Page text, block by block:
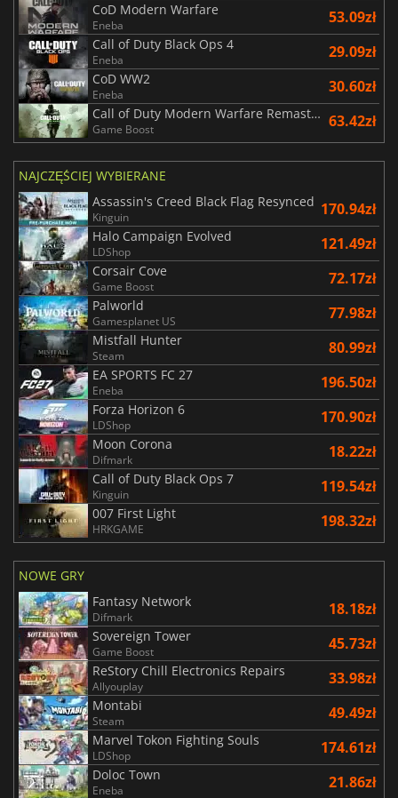
CoD Modern Warfare
Eneba 53.09zł
Call of Duty Black Ops 4
Eneba 29.09zł
CoD WW2
Eneba 30.60zł
Call of Duty Modern Warfare Remastered
Game Boost 63.42zł
NAJCZĘŚCIEJ WYBIERANE
Assassin's Creed Black Flag Resynced
Kinguin 170.94zł
Halo Campaign Evolved
LDShop 121.49zł
Corsair Cove
Game Boost 72.17zł
Palworld
Gamesplanet US 77.98zł
Mistfall Hunter
Steam 80.99zł
EA SPORTS FC 27
Eneba 196.50zł
Forza Horizon 6
LDShop 170.90zł
Moon Corona
Difmark 18.22zł
Call of Duty Black Ops 7
Kinguin 119.54zł
007 First Light
HRKGAME 198.32zł
NOWE GRY
Fantasy Network
Difmark 18.18zł
Sovereign Tower
Game Boost 45.73zł
ReStory Chill Electronics Repairs
Allyouplay 33.98zł
Montabi
Steam 49.49zł
Marvel Tokon Fighting Souls
LDShop 174.61zł
Doloc Town
Eneba 21.86zł